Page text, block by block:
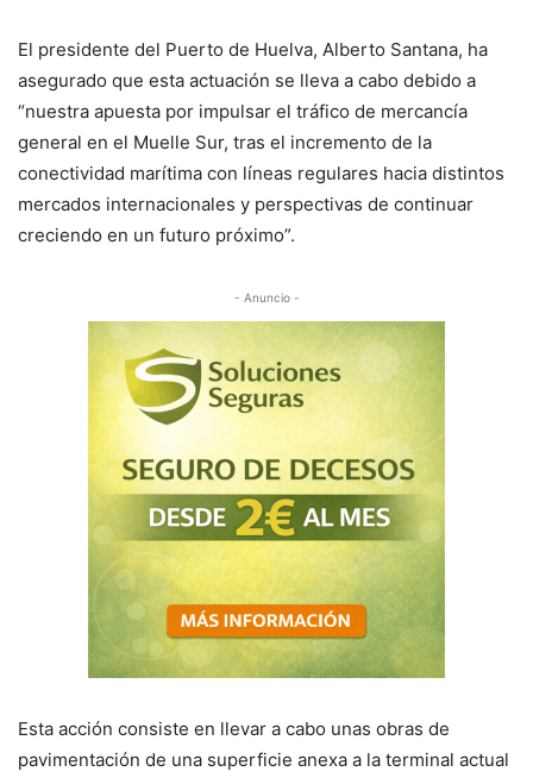
El presidente del Puerto de Huelva, Alberto Santana, ha
asegurado que esta actuación se lleva a cabo debido a
“nuestra apuesta por impulsar el tráfico de mercancía
general en el Muelle Sur, tras el incremento de la
conectividad marítima con líneas regulares hacia distintos
mercados internacionales y perspectivas de continuar
creciendo en un futuro próximo”.
- Anuncio -
Esta acción consiste en llevar a cabo unas obras de
pavimentación de una superficie anexa a la terminal actual